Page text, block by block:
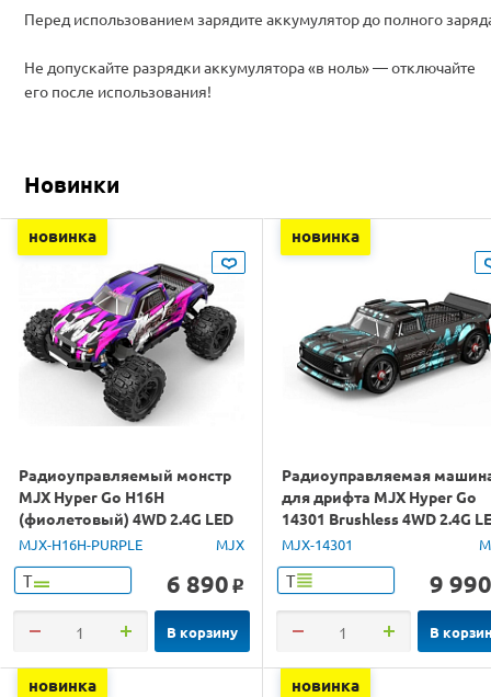
Перед использованием зарядите аккумулятор до полного
Не допускайте разрядки аккумулятора «в ноль» — отключайте
его после использования!
Новинки
новинка
Радиоуправляемый монстр
MJX Hyper Go H16H
(фиолетовый) 4WD 2.4G LED
GPS 1/16 RTR
MJX-H16H-PURPLE MJX
Т 6 890 o
В корзину
новинка
Радиоуправляемая
для дрифта MJX Hyper Go
14301 Brushless 4WD 2.4G
1/14 RTR
MJX-14301
Т 9 990
В
новинка новинка